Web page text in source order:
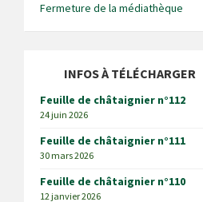
Fermeture de la médiathèque
INFOS À TÉLÉCHARGER
Feuille de châtaignier n°112
24 juin 2026
Feuille de châtaignier n°111
30 mars 2026
Feuille de châtaignier n°110
12 janvier 2026